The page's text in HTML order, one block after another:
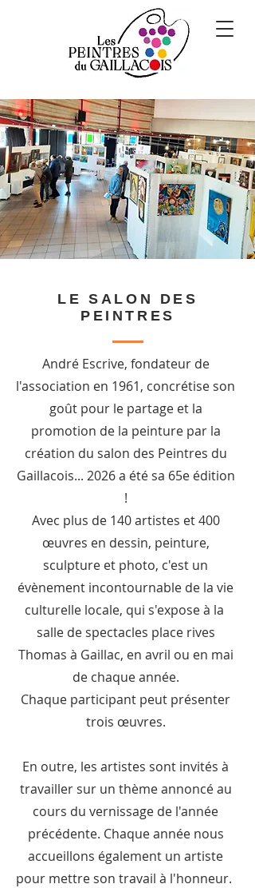
LE SALON DES
PEINTRES
André Escrive, fondateur de
l'association en 1961, concrétise son
goût pour le partage et la
promotion de la peinture par la
création du salon des Peintres du
Gaillacois... 2026 a été sa 65e édition
!
Avec plus de 140 artistes et 400
œuvres en dessin, peinture,
sculpture et photo, c'est un
évènement incontournable de la vie
culturelle locale, qui s'expose à la
salle de spectacles place rives
Thomas à Gaillac, en avril ou en mai
de chaque année.
Chaque participant peut présenter
trois œuvres.
En outre, les artistes sont invités à
travailler sur un thème annoncé au
cours du vernissage de l'année
précédente. Chaque année nous
accueillons également un artiste
pour mettre son travail à l'honneur.